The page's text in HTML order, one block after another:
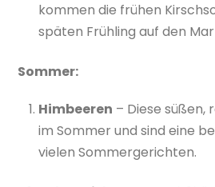
kommen die frühen
späten Frühling auf den
Sommer:
Himbeeren – Diese süßen,
im Sommer und sind eine
vielen Sommergerichten.